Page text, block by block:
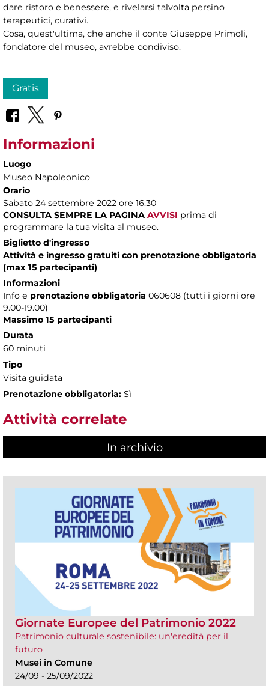
dare ristoro e benessere, e rivelarsi talvolta persino
terapeutici, curativi.
Cosa, quest'ultima, che anche il conte Giuseppe Primoli,
fondatore del museo, avrebbe condiviso.
Gratis
Informazioni
Luogo
Museo Napoleonico
Orario
Sabato 24 settembre 2022 ore 16.30
CONSULTA SEMPRE LA PAGINA AVVISI prima di
programmare la tua visita al museo.
Biglietto d'ingresso
Attività e ingresso gratuiti con prenotazione obbligatoria
(max 15 partecipanti)
Informazioni
Info e prenotazione obbligatoria 060608 (tutti i giorni ore
9.00-19.00)
Massimo 15 partecipanti
Durata
60 minuti
Tipo
Visita guidata
Prenotazione obbligatoria: Sì
Attività correlate
In archivio
Giornate Europee del Patrimonio 2022
Patrimonio culturale sostenibile: un'eredità per il
futuro
Musei in Comune
24/09 - 25/09/2022